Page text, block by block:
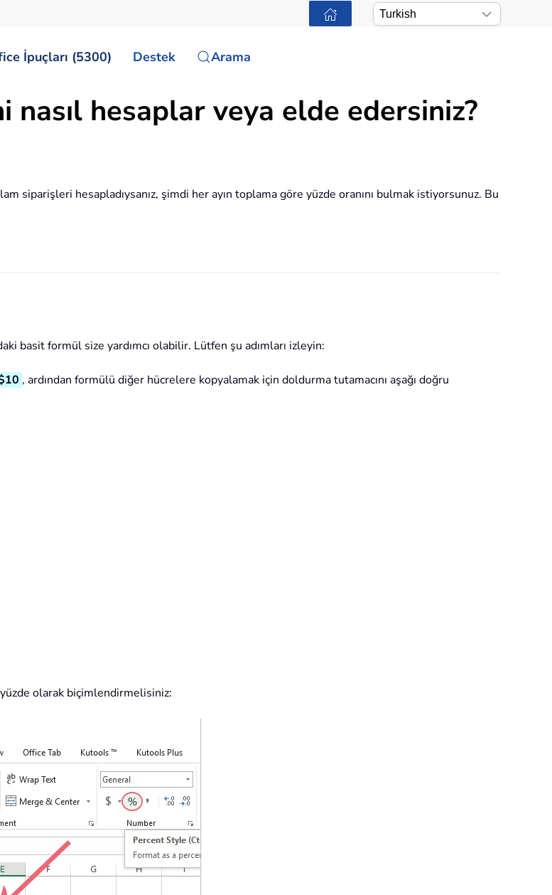
İpuçları (5300) Destek Arama
nasıl hesaplar veya elde edersiniz?
siparişleri hesapladıysanız, şimdi her ayın toplama göre yüzde oranını bulmak istiyorsunuz. Bu
basit formül size yardımcı olabilir. Lütfen şu adımları izleyin:
, ardından formülü diğer hücrelere kopyalamak için doldurma tutamacını aşağı doğru
olarak biçimlendirmelisiniz: